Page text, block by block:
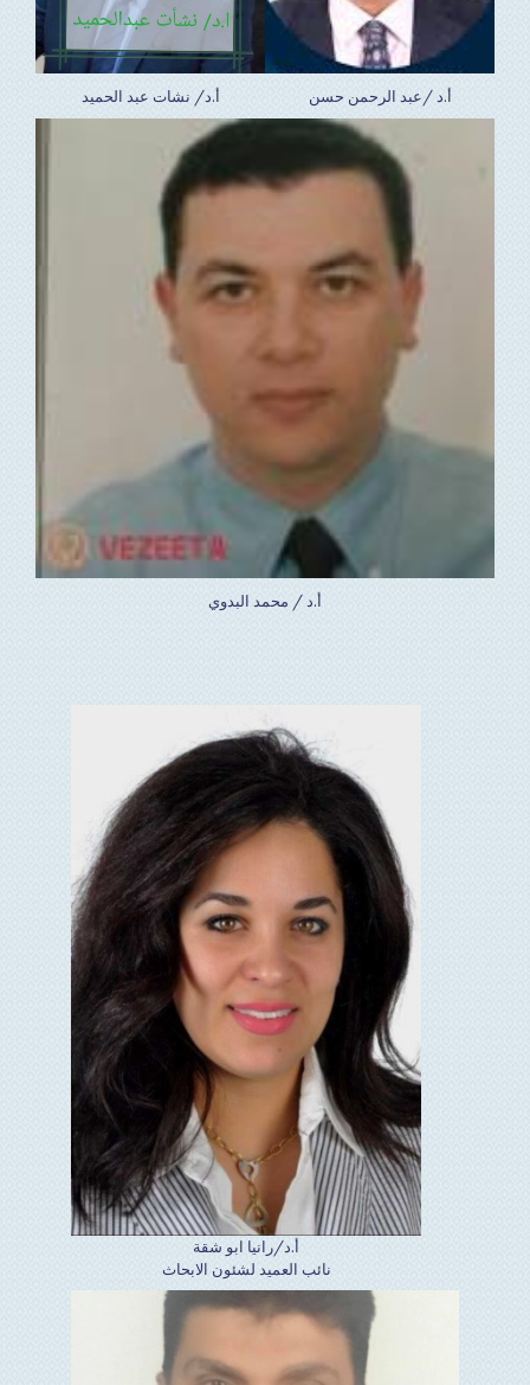
أ.د /عبد الرحمن حسن أ.د/ نشات عبد الحميد
أ.د / محمد البدوي
أ.د/رانيا ابو شقة
نائب العميد لشئون الابحاث